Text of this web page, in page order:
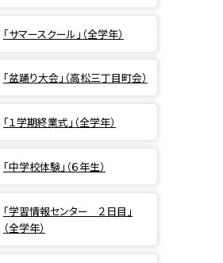
「サマースクール」（全学年）
「盆踊り大会」（高松三丁目町会）
「１学期終業式」（全学年）
「中学校体験」（６年生）
「学習情報センター ２日目」
（全学年）